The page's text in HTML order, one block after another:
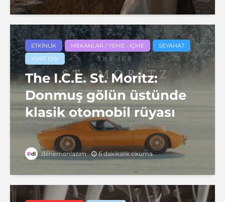
ETKINLIK MEKANLAR / YEME - İÇME
SEYAHAT
YURT DIŞI
The I.C.E. St. Moritz:
Donmuş gölün üstünde
klasik otomobil rüyası
denemenlazım 6 dakikalık okuma